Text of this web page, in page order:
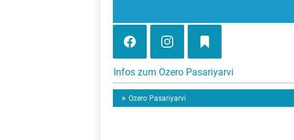
Infos zum Ozero Pasariyarvi
Ozero Pasariyarvi